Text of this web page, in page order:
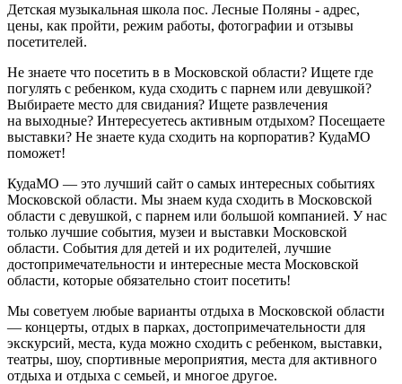
Детская музыкальная школа пос. Лесные Поляны - адрес,
цены, как пройти, режим работы, фотографии и отзывы
посетителей.
Не знаете что посетить в в Московской области? Ищете где
погулять с ребенком, куда сходить с парнем или девушкой?
Выбираете место для свидания? Ищете развлечения
на выходные? Интересуетесь активным отдыхом? Посещаете
выставки? Не знаете куда сходить на корпоратив? КудаМО
поможет!
КудаМО — это лучший сайт о самых интересных событиях
Московской области. Мы знаем куда сходить в Московской
области с девушкой, с парнем или большой компанией. У нас
только лучшие события, музеи и выставки Московской
области. События для детей и их родителей, лучшие
достопримечательности и интересные места Московской
области, которые обязательно стоит посетить!
Мы советуем любые варианты отдыха в Московской области
— концерты, отдых в парках, достопримечательности для
экскурсий, места, куда можно сходить с ребенком, выставки,
театры, шоу, спортивные мероприятия, места для активного
отдыха и отдыха с семьей, и многое другое.